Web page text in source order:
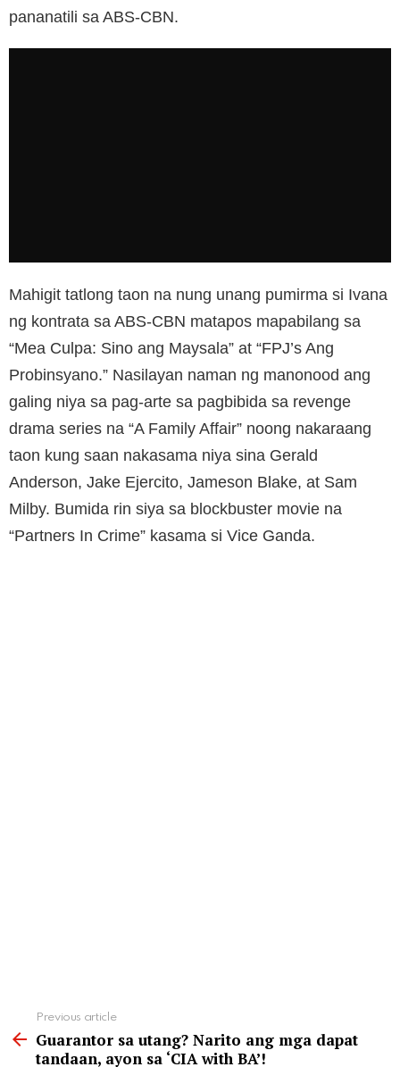
pananatili sa ABS-CBN.
Mahigit tatlong taon na nung unang pumirma si Ivana
ng kontrata sa ABS-CBN matapos mapabilang sa
“Mea Culpa: Sino ang Maysala” at “FPJ’s Ang
Probinsyano.” Nasilayan naman ng manonood ang
galing niya sa pag-arte sa pagbibida sa revenge
drama series na “A Family Affair” noong nakaraang
taon kung saan nakasama niya sina Gerald
Anderson, Jake Ejercito, Jameson Blake, at Sam
Milby. Bumida rin siya sa blockbuster movie na
“Partners In Crime” kasama si Vice Ganda.
more
Previous article
Guarantor sa utang? Narito ang mga dapat
tandaan, ayon sa ‘CIA with BA’!